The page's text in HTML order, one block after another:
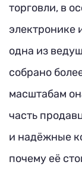
торговли, в
электронике
одна из
собрано
масштабам
часть
и надёжные
почему её